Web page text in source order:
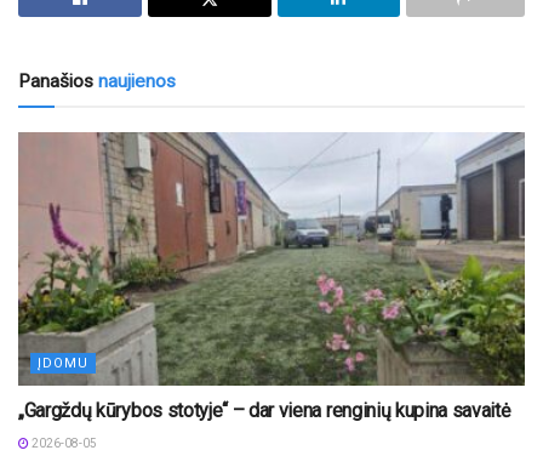
Panašios naujienos
ĮDOMU
„Gargždų kūrybos stotyje“ – dar viena renginių kupina savaitė
2026-08-05